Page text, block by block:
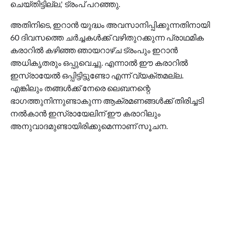
ചെയ്തിട്ടില്ല,' ട്രംപ് പറഞ്ഞു.
അതിനിടെ, ഇറാന്‍ യുദ്ധം അവസാനിപ്പിക്കുന്നതിനായി
60 ദിവസത്തെ ചര്‍ച്ചകള്‍ക്ക് വഴിതുറക്കുന്ന പ്രാഥമിക
കരാറില്‍ കഴിഞ്ഞ ഞായറാഴ്ച ട്രംപും ഇറാന്‍
അധികൃതരും ഒപ്പുവെച്ചു. എന്നാല്‍ ഈ കരാറില്‍
ഇസ്രായേല്‍ ഒപ്പിട്ടിട്ടുണ്ടോ എന്ന് വ്യക്തമല്ല.
എങ്കിലും തങ്ങള്‍ക്ക് നേരെ ലെബനന്റെ
ഭാഗത്തുനിന്നുണ്ടാകുന്ന ആക്രമണങ്ങള്‍ക്ക് തിരിച്ചടി
നല്‍കാന്‍ ഇസ്രായേലിന് ഈ കരാറിലും
അനുവാദമുണ്ടായിരിക്കുമെന്നാണ് സൂചന.